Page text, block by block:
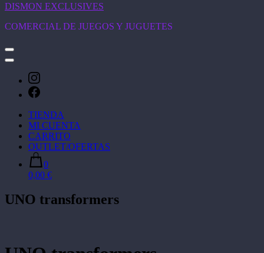
DISMON EXCLUSIVES
COMERCIAL DE JUEGOS Y JUGUETES
TIENDA
MI CUENTA
CARRITO
OUTLET/OFERTAS
0
0,00 €
UNO transformers